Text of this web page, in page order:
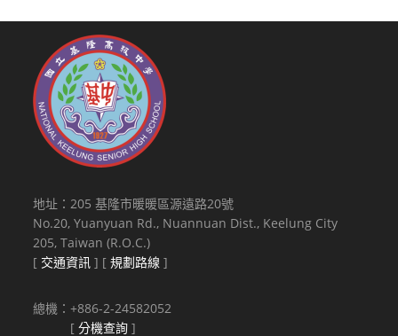
地址：205 基隆市暖暖區源遠路20號
No.20, Yuanyuan Rd., Nuannuan Dist., Keelung City
205, Taiwan (R.O.C.)
[ 交通資訊 ] [規劃路線 ]
總機：+886-2-24582052
[分機查詢 ]